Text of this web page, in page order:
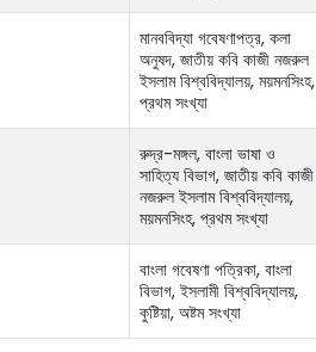
মানববিদ্যা গবেষণাপত্র, কলা
অনুষদ, জাতীয় কবি কাজী নজরুল
ইসলাম বিশ্ববিদ্যালয়, ময়মনসিংহ,
প্রথম সংখ্যা
রুদ্র-মঙ্গল, বাংলা ভাষা ও
সাহিত্য বিভাগ, জাতীয় কবি কাজী
নজরুল ইসলাম বিশ্ববিদ্যালয়,
ময়মনসিংহ, প্রথম সংখ্যা
বাংলা গবেষণা পত্রিকা, বাংলা
বিভাগ, ইসলামী বিশ্ববিদ্যালয়,
কুষ্টিয়া, অষ্টম সংখ্যা